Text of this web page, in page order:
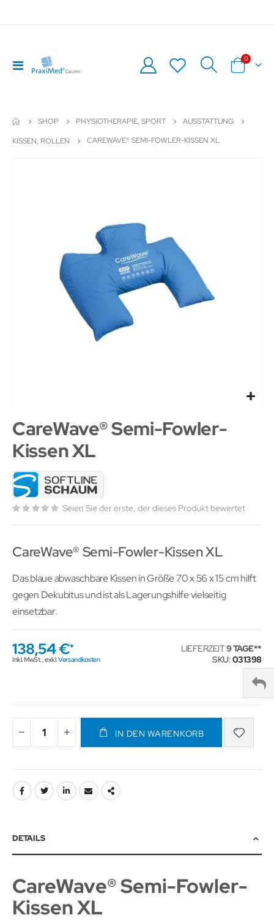
Navigation
umschalten
Warenkorb
0Artikel
SHOP PHYSIOTHERAPIE, SPORT
AUSSTATTUNG
KISSEN, ROLLEN
CAREWAVE® SEMI-FOWLER-KISSEN XL
CareWave® Semi-Fowler-
Kissen XL
Seien Sie der erste, der dieses Produkt bewertet
CareWave® Semi-Fowler-Kissen XL
Das blaue abwaschbare Kissen in Größe 70 x 56 x 15 cm hilft
gegen Dekubitus und ist als Lagerungshilfe vielseitig
einsetzbar.
138,54 €
Inkl. MwSt.,exkl.Versandkosten
LIEFERZEIT9 TAGE
SKU 031398
IN DEN WARENKORB
DETAILS
CareWave® Semi-Fowler-
Kissen XL